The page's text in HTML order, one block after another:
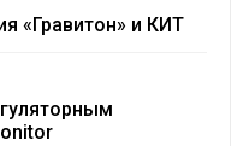
«Гравитон» и КИТ